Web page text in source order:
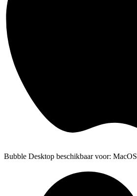
Bubble Desktop beschikbaar voor: MacOS